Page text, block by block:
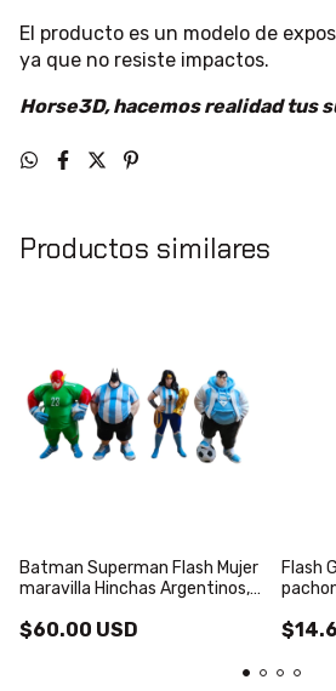
El producto es un modelo de
ya que no resiste impactos.
Horse3D, hacemos realidad tus
Productos similares
Batman Superman Flash Mujer
maravilla Hinchas Argentinos,
$60.00 USD
Flash